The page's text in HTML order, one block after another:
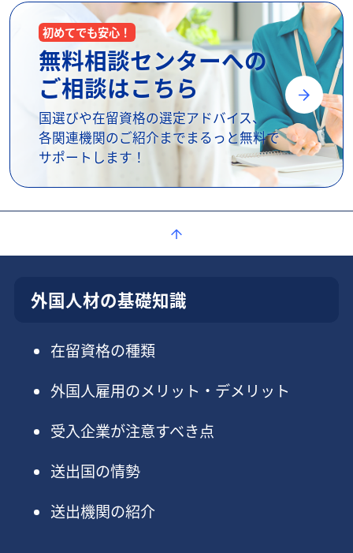
初めてでも安心！
無料相談センターへの
ご相談はこちら
国選びや在留資格の選定アドバイス、
各関連機関のご紹介までまるっと無料で
サポートします！
外国人材の基礎知識
在留資格の種類
外国人雇用のメリット・デメリット
受入企業が注意すべき点
送出国の情勢
送出機関の紹介